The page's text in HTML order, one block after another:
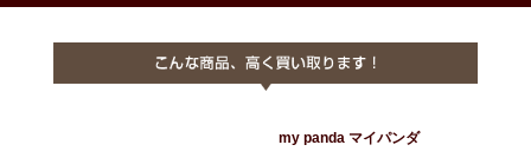
my panda マイパンダ